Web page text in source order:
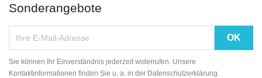
Sonderangebote
Sie können Ihr Einverständnis jederzeit widerrufen. Unsere
Kontaktinformationen finden Sie u. a. in der Datenschutzerklärung.